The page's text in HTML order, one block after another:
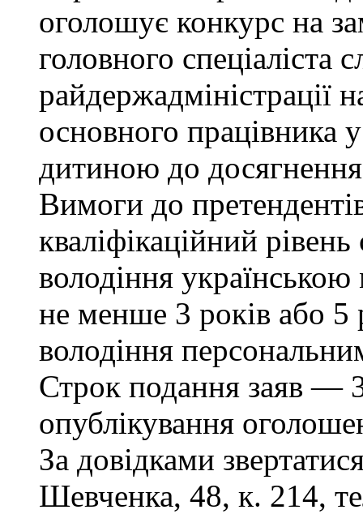
оголошує конкурс на
головного спеціаліста
райдержадміністрації
основного працівника
дитиною до
Вимоги до
кваліфікаційний рівень
володіння
не менше 3 років або 5
володіння
Строк подання заяв —
опублікування
За довідками
Шевченка, 48, к. 214,